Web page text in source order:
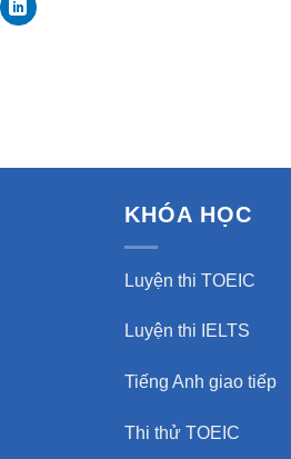
KHÓA HỌC
Luyện thi TOEIC
Luyện thi IELTS
Tiếng Anh giao tiếp
Thi thử TOEIC